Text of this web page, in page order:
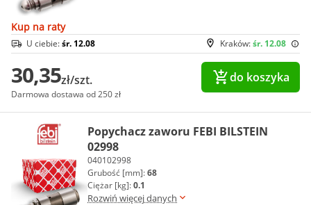
Kup na raty
Kraków:śr. 12.08
U ciebie:śr. 12.08
30,35zł/szt.
Darmowa dostawa od 250 zł
do koszyka
Popychacz zaworu FEBI BILSTEIN
02998
040102998
Grubość [mm]:68
Ciężar [kg]:0.1
Rozwiń więcej danych